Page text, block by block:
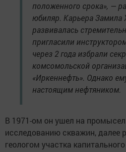
положенного срока», —
юбиляр. Карьера Замила
развивалась
пригласили
через 2 года избрали
комсомольской
«Иркеннефть». Однако
настоящим нефтяником.
В 1971-ом он ушел на
исследованию скважин, далее
геологом участка